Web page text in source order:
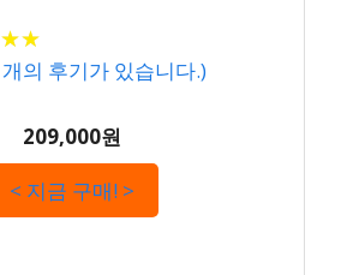
★★
★★
개의 후기가 있습니다.)
209,000원
< 지금 구매! >